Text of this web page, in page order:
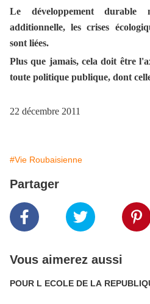
Le développement
additionnelle, les crises
sont liées.
Plus que jamais, cela doit être
toute politique publique, dont
22 décembre 2011
#Vie Roubaisienne
Partager
Vous aimerez aussi
POUR L ECOLE DE LA